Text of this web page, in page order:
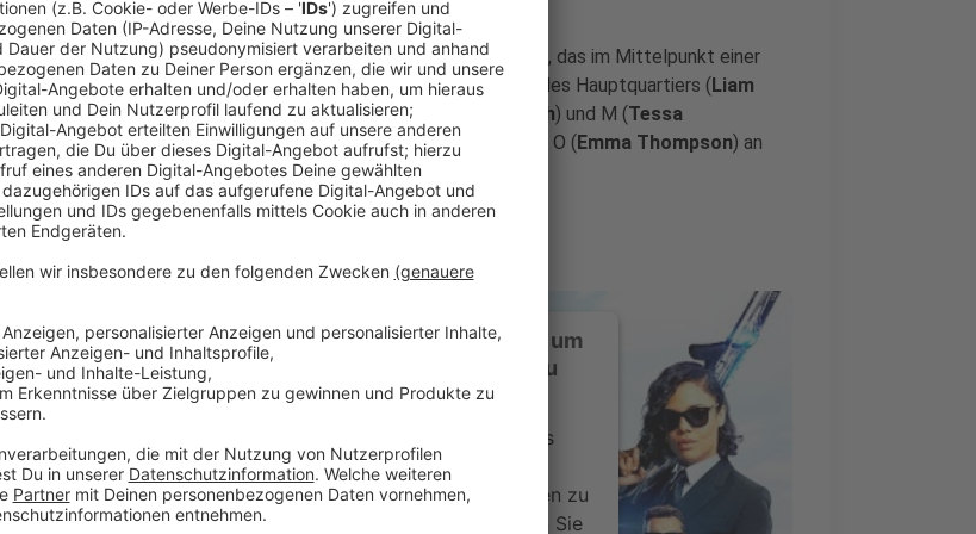
Schauplatz des vierten MiB-Films ist das Hauptquartier in London, das im Mittelpunkt einer
Alien-Invasion steht. Verhindern sollen diese zum einen der Chef des Hauptquartiers (Liam
Neeson) und zum anderen die zwei Agenten H (Chris Hemsworth) und M (Tessa
Thompson). Die Beiden kriegen auch noch die altbekannte Agent O (Emma Thompson) an
ihre Seite.
Anzeige
Wir benötigen Ihre Zustimmung, um
den YouTube Video-Service zu
laden!
Wir verwenden einen Service eines
Drittanbieters, um Videoinhalte
einzubetten. Dieser Service kann Daten zu
Ihren Aktivitäten sammeln. Bitte lesen Sie